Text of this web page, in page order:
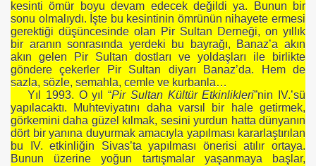
kesinti ömür boyu devam edecek değildi ya. Bunun bir
sonu olmalıydı. İşte bu kesintinin ömrünün nihayete ermesi
gerektiği düşüncesinde olan Pir Sultan Derneği, on yıllık
bir aranın sonrasında yerdeki bu bayrağı, Banaz’a akın
akın gelen Pir Sultan dostları ve yoldaşları ile birlikte
göndere çekerler Pir Sultan diyarı Banaz’da. Hem de
sazla, sözle, semahla, cemle ve kurbanla…
Yıl 1993. O yıl “Pir Sultan Kültür Etkinlikleri”nin IV.’sü
yapılacaktı. Muhteviyatını daha varsıl bir hale getirmek,
görkemini daha güzel kılmak, sesini yurdun hatta dünyanın
dört bir yanına duyurmak amacıyla yapılması kararlaştırılan
bu IV. etkinliğin Sivas’ta yapılması önerisi atılır ortaya.
Bunun üzerine yoğun tartışmalar yaşanmaya başlar,